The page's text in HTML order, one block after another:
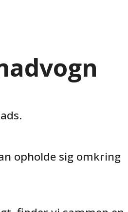
opholde sig omkring